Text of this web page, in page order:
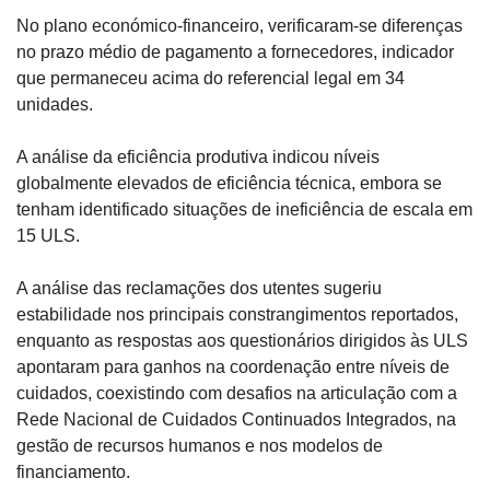
No plano económico-financeiro, verificaram-se diferenças
no prazo médio de pagamento a fornecedores, indicador
que permaneceu acima do referencial legal em 34
unidades.
A análise da eficiência produtiva indicou níveis
globalmente elevados de eficiência técnica, embora se
tenham identificado situações de ineficiência de escala em
15 ULS.
A análise das reclamações dos utentes sugeriu
estabilidade nos principais constrangimentos reportados,
enquanto as respostas aos questionários dirigidos às ULS
apontaram para ganhos na coordenação entre níveis de
cuidados, coexistindo com desafios na articulação com a
Rede Nacional de Cuidados Continuados Integrados, na
gestão de recursos humanos e nos modelos de
financiamento.